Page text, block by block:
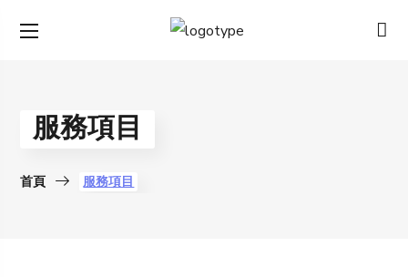
服務項目
首頁 服務項目